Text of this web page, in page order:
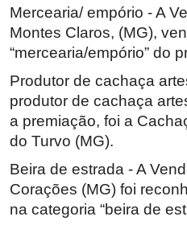
Mercearia/ empório - A
Montes Claros, (MG),
“mercearia/empório” do
Produtor de cachaça
produtor de cachaça
a premiação, foi a
do Turvo (MG).
Beira de estrada - A
Corações (MG) foi
na categoria “beira de